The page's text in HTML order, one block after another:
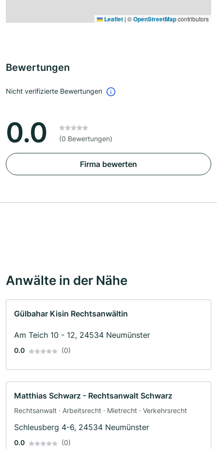
Leaflet | ©OpenStreetMapcontributors
Bewertungen
Nicht verifizierte Bewertungen
0.0 (0 Bewertungen)
Firma bewerten
Anwälte in der Nähe
Gülbahar Kisin Rechtsanwältin
Am Teich 10 - 12, 24534 Neumünster
0.0 (0)
Matthias Schwarz - Rechtsanwalt Schwarz
Rechtsanwalt · Arbeitsrecht · Mietrecht · Verkehrsrecht
Schleusberg 4-6, 24534 Neumünster
0.0 (0)